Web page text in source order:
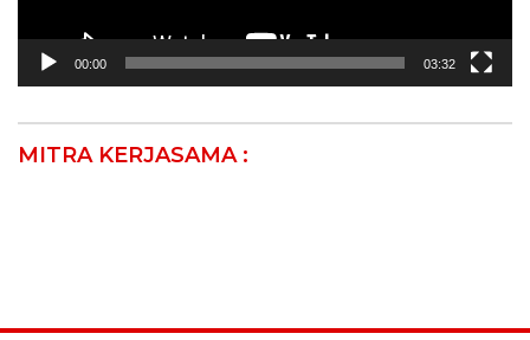
00:00 03:32
MITRA KERJASAMA :